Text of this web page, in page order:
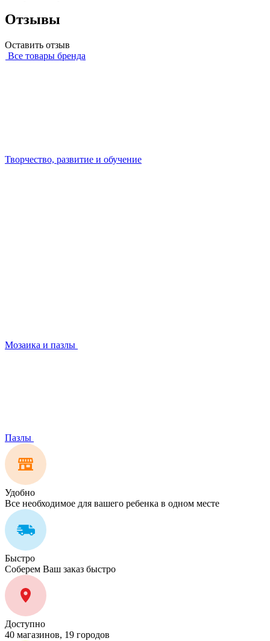
Отзывы
Оставить отзыв
Все товары бренда
Творчество, развитие и обучение
Мозаика и пазлы
Пазлы
Удобно
Все необходимое для вашего ребенка в одном месте
Быстро
Соберем Ваш заказ быстро
Доступно
40 магазинов, 19 городов